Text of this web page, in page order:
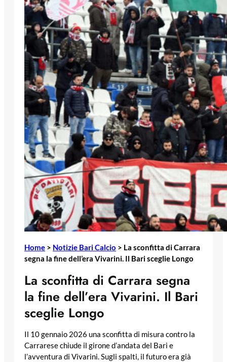
Home > Notizie Bari Calcio > La sconfitta di Carrara
segna la fine dell’era Vivarini. Il Bari sceglie Longo
La sconfitta di Carrara segna
la fine dell’era Vivarini. Il Bari
sceglie Longo
Il 10 gennaio 2026 una sconfitta di misura contro la
Carrarese chiude il girone d’andata del Bari e
l’avventura di Vivarini. Sugli spalti, il futuro era già